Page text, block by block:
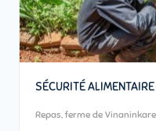
SÉCURITÉ ALIMENTAIRE
Repas, ferme de